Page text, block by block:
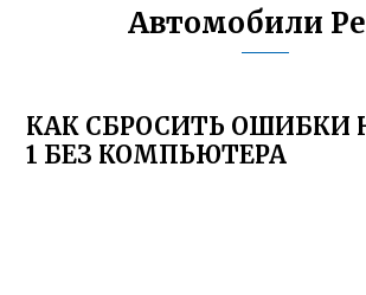
Автомобили
КАК СБРОСИТЬ ОШИБКИ
1 БЕЗ КОМПЬЮТЕРА